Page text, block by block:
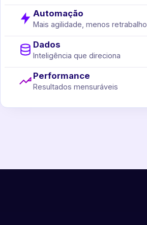
Automação
Mais agilidade, menos retrabalho
Dados
Inteligência que direciona
Performance
Resultados mensuráveis